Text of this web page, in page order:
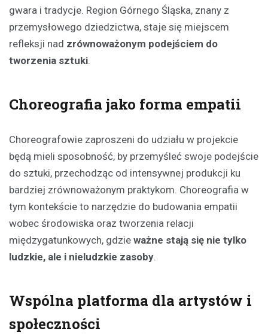
gwara i tradycje. Region Górnego Śląska, znany z
przemysłowego dziedzictwa, staje się miejscem
refleksji nad zrównoważonym podejściem do
tworzenia sztuki.
Choreografia jako forma empatii
Choreografowie zaproszeni do udziału w projekcie
będą mieli sposobność, by przemyśleć swoje podejście
do sztuki, przechodząc od intensywnej produkcji ku
bardziej zrównoważonym praktykom. Choreografia w
tym kontekście to narzędzie do budowania empatii
wobec środowiska oraz tworzenia relacji
międzygatunkowych, gdzie ważne stają się nie tylko
ludzkie, ale i nieludzkie zasoby.
Wspólna platforma dla artystów i
społeczności